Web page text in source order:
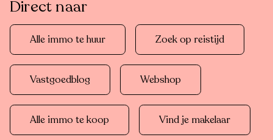
Direct naar
Alle immo te huur Zoek op reistijd
Vastgoedblog Webshop
Alle immo te koop Vind je makelaar